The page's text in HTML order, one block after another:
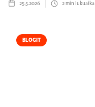
25.5.2026 2min lukuaika
BLOGIT